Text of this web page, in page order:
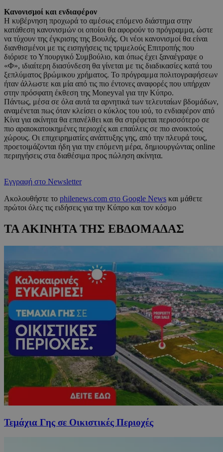
Κανονισμοί και ενδιαφέρον
Η κυβέρνηση προχωρά το αμέσως επόμενο διάστημα στην
κατάθεση κανονισμών οι οποίοι θα αφορούν το πρόγραμμα, ώστε
να τύχουν της έγκρισης της Βουλής. Οι νέοι κανονισμοί θα είναι
διανθισμένοι με τις εισηγήσεις τις τριμελούς Επιτροπής που
διόρισε το Υπουργικό Συμβούλιο, και όπως έχει ξαναέγραψε ο
«Φ», ιδιαίτερη διασύνδεση θα γίνεται με τις διαδικασίες κατά του
ξεπλύματος βρώμικου χρήματος. Το πρόγραμμα πολιτογραφήσεων
ήταν άλλωστε και μία από τις πιο έντονες αναφορές που υπήρχαν
στην πρόσφατη έκθεση της Moneyval για την Κύπρο.
Πάντως, μέσα σε όλα αυτά τα αρνητικά των τελευταίων βδομάδων,
αναμένεται πως όταν κλείσει ο κύκλος του ιού, το ενδιαφέρον από
Κίνα για ακίνητα θα επανέλθει και θα στρέφεται περισσότερο σε
πιο αραιοκατοικημένες περιοχές και επαύλεις σε πιο ανοικτούς
χώρους. Οι επιχειρηματίες ανάπτυξης γης, από την πλευρά τους,
προετοιμάζονται ήδη για την επόμενη μέρα, δημιουργώντας online
περιηγήσεις στα διαθέσιμα προς πώληση ακίνητα.
Εγγραφή στο Newsletter
Ακολουθήστε το philenews.com στο Google News και μάθετε
πρώτοι όλες τις ειδήσεις για την Κύπρο και τον κόσμο
ΤΑ ΑΚΙΝΗΤΑ ΤΗΣ ΕΒΔΟΜΑΔΑΣ
Τεμάχια Γης σε Οικιστικές Περιοχές